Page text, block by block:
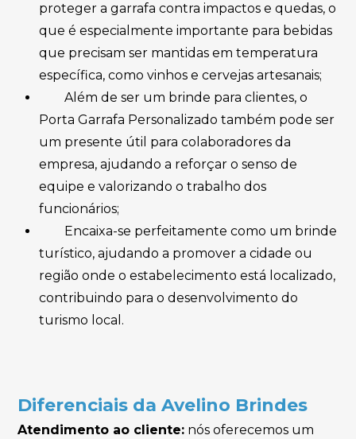
proteger a garrafa contra impactos e quedas, o
que é especialmente importante para bebidas
que precisam ser mantidas em temperatura
específica, como vinhos e cervejas artesanais;
Além de ser um brinde para clientes, o
Porta Garrafa Personalizado também pode ser
um presente útil para colaboradores da
empresa, ajudando a reforçar o senso de
equipe e valorizando o trabalho dos
funcionários;
Encaixa-se perfeitamente como um brinde
turístico, ajudando a promover a cidade ou
região onde o estabelecimento está localizado,
contribuindo para o desenvolvimento do
turismo local.
Diferenciais da Avelino Brindes
Atendimento ao cliente: nós oferecemos um